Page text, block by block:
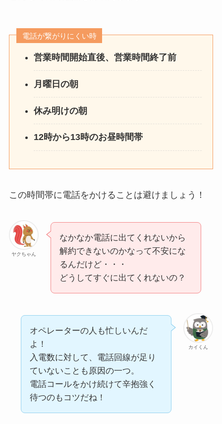
電話が繋がりにくい時
営業時間開始直後、営業時間終了前
月曜日の朝
休み明けの朝
12時から13時のお昼時間帯
この時間帯に電話をかけることは避けましょう！
ヤクちゃん
なかなか電話に出てくれないから
解約できないのかなって不安にな
るんだけど・・・
どうしてすぐに出てくれないの？
カイくん
オペレーターの人も忙しいんだ
よ！
入電数に対して、電話回線が足り
ていないことも原因の一つ。
電話コールをかけ続けて辛抱強く
待つのもコツだね！